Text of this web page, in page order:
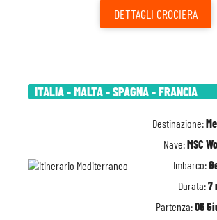
DETTAGLI CROCIERA
ITALIA - MALTA - SPAGNA - FRANCIA
Destinazione:
Nave:MSC
Imbarco:
Durata:7
Partenza:06